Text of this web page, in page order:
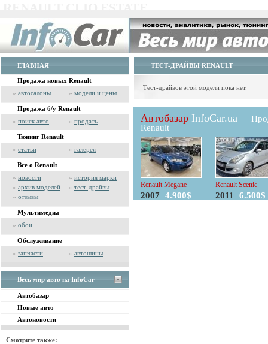
ГЛАВНАЯ
Продажа новых Renault
» автосалоны » модели и цены
Продажа б/у Renault
» поиск авто » продать
Тюнинг Renault
» статьи » галерея
Все о Renault
» новости » история марки
» архив моделей » тест-драйвы
» отзывы
Мультимедиа
» обои
Обслуживание
» запчасти » автошины
Весь мир авто на InfoCar
Автобазар
Новые авто
Автоновости
Смотрите также:
ТЕСТ-ДРАЙВЫ RENAULT
Тест-драйвов этой модели пока нет.
Автобазар InfoCar.ua
Renault
Renault Megane
2007 4.900$
Renault Scenic
2011 6.500$